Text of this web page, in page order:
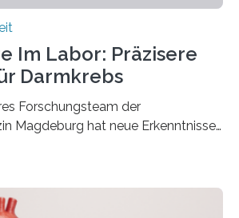
Im Labor: Präzisere
Darmkrebs
Forschungsteam der
Magdeburg hat neue Erkenntnisse
In ihrer aktuellen Studie,
Forschenden, dass Mini-Tumore